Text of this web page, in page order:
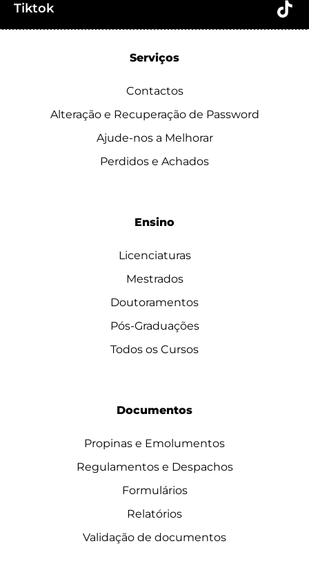
Tiktok
Serviços
Contactos
Alteração e Recuperação de Password
Ajude-nos a Melhorar
Perdidos e Achados
Ensino
Licenciaturas
Mestrados
Doutoramentos
Pós-Graduações
Todos os Cursos
Documentos
Propinas e Emolumentos
Regulamentos e Despachos
Formulários
Relatórios
Validação de documentos